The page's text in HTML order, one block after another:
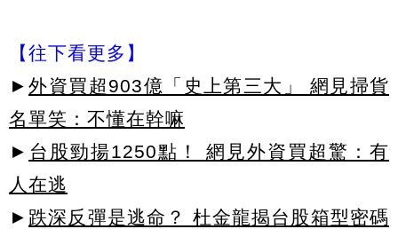
【往下看更多】
► 外資買超903億「史上第三大」 網見掃貨
名單笑：不懂在幹嘛
► 台股勁揚1250點！ 網見外資買超驚：有
人在逃
► 跌深反彈是逃命？ 杜金龍揭台股箱型密碼